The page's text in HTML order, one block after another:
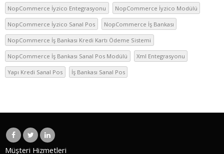
NopCommerce İyzico Entegrasyonu NopCommerce İyzico Modülü
NopCommerce İyzico Sanal Pos NopCommerce İş Bankası
NopCommerce İş Bankası Kredi Kartı Ödeme Sistemi
NopCommerce İş Bankası Sanal Pos Modülü Xml Entegrasyonu
Yapı Kredi Sanal Pos İş Bankası Sanal Pos
Müşteri Hizmetleri